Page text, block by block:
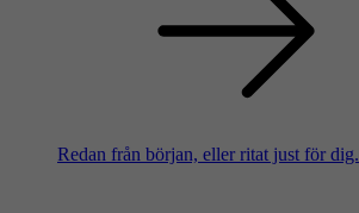
Redan från början, eller ritat just för dig.